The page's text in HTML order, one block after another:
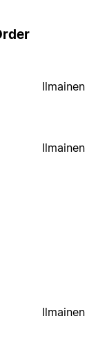
Ilmainen
Ilmainen
Ilmainen